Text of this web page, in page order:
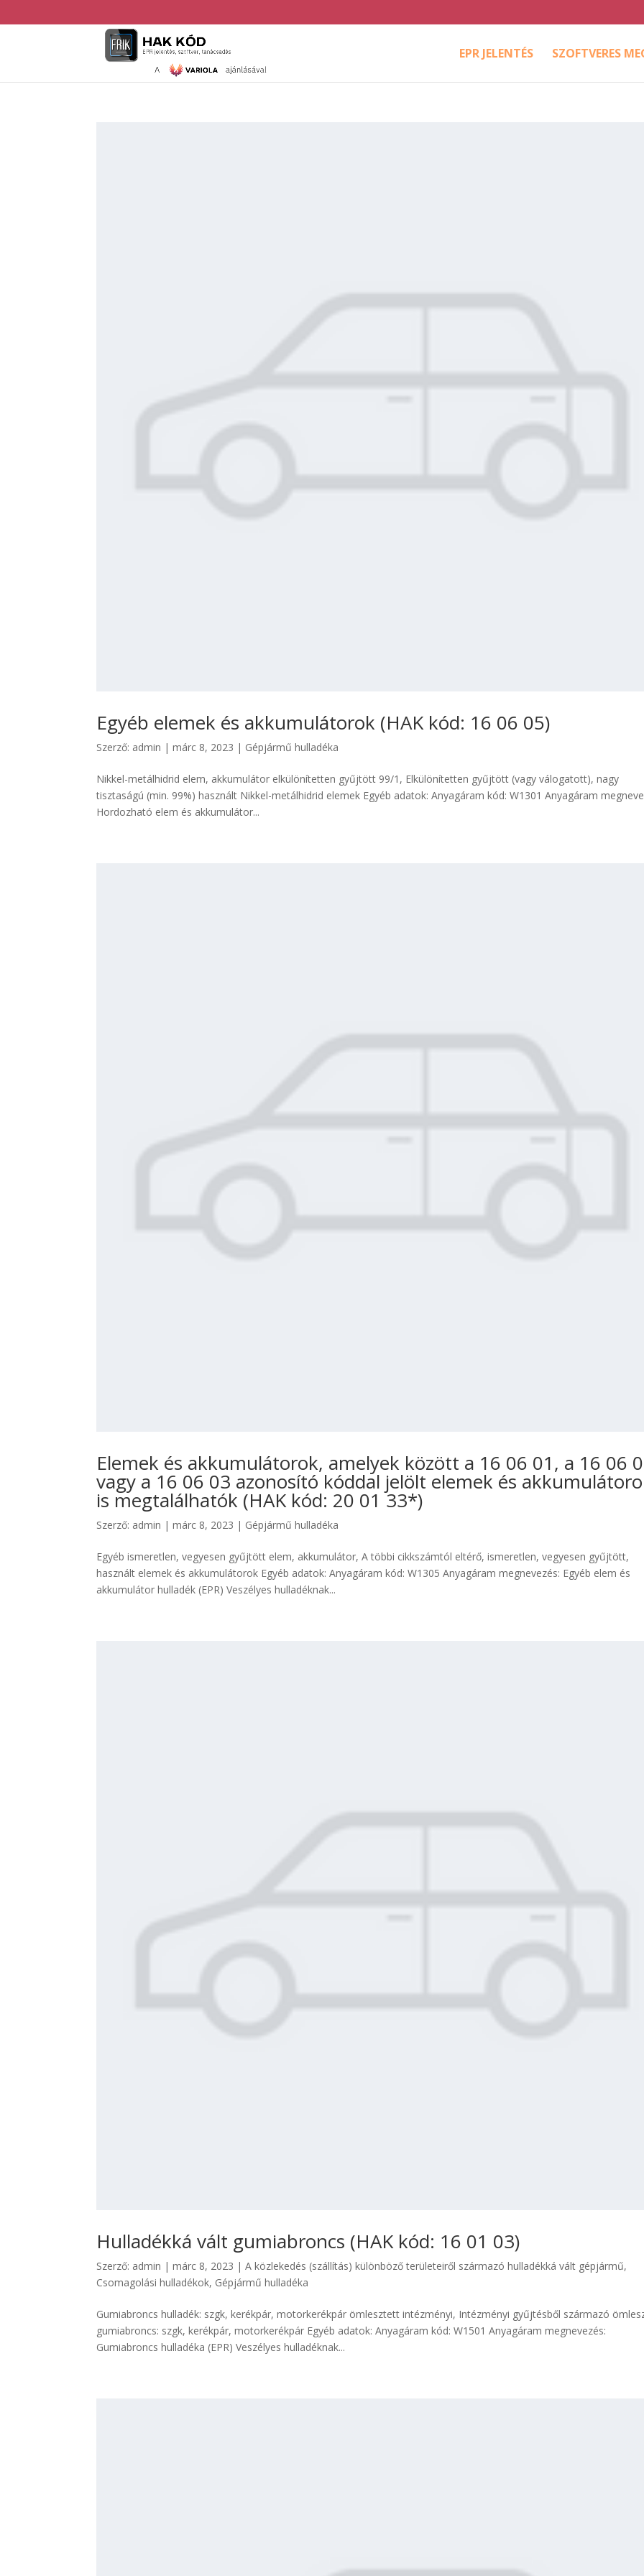
EPR JELENTÉS SZOFTVERES
Egyéb elemek és akkumulátorok (HAK kód: 16 06 05)
Szerző: admin |márc 8, 2023 | Gépjármű hulladéka
Nikkel-metálhidrid elem, akkumulátor elkülönítetten gyűjtött 99/1, Elkülönítetten gyűjtött (vagy válogatott), nagy
tisztaságú (min. 99%) használt Nikkel-metálhidrid elemek Egyéb adatok: Anyagáram kód: W1301 Anyagáram
Hordozható elem és akkumulátor...
Elemek és akkumulátorok, amelyek között a 16 06 01, a 16 06
vagy a 16 06 03 azonosító kóddal jelölt elemek és
is megtalálhatók (HAK kód: 20 01 33*)
Szerző: admin |márc 8, 2023 | Gépjármű hulladéka
Egyéb ismeretlen, vegyesen gyűjtött elem, akkumulátor, A többi cikkszámtól eltérő, ismeretlen, vegyesen gyűjtött,
használt elemek és akkumulátorok Egyéb adatok: Anyagáram kód: W1305 Anyagáram megnevezés: Egyéb elem és
akkumulátor hulladék (EPR) Veszélyes hulladéknak...
Hulladékká vált gumiabroncs (HAK kód: 16 01 03)
Szerző: admin |márc 8, 2023 |A közlekedés (szállítás) különböző területeiről származó hulladékká vált gépjármű,
Csomagolási hulladékok, Gépjármű hulladéka
Gumiabroncs hulladék: szgk, kerékpár, motorkerékpár ömlesztett intézményi, Intézményi gyűjtésből származó
gumiabroncs: szgk, kerékpár, motorkerékpár Egyéb adatok: Anyagáram kód: W1501 Anyagáram megnevezés:
Gumiabroncs hulladéka (EPR) Veszélyes hulladéknak...